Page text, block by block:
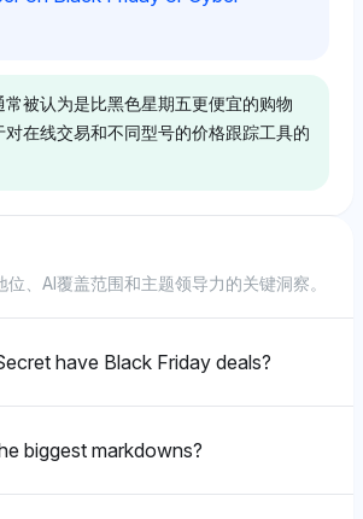
积极的，关注这些类别的高采用率和消
Series X 和 PlayStation 5，均为
主导地位。其情感语气是积极的，强调
动中的用户体验和社区兴奋感。
苹果 (11.8%) 和亚马逊网络服务
戏主机如 PlayStation 5 (2.5%) 和
而非具体的黑色星期五交易。其情感语
对任何单一产品类别的强烈强调。
得宝和梅纳德商店（各0.5%可见性），
五交易有明显的中性基调，主要关注家
具和家居用品方面提供20%-40% 的折
、塔吉特和百思买（各1%可见性），
了其对以激进黑色星期五定价而闻名的
个平衡的观点，品牌如家得宝、梅纳德
使用 Camelcamelcamel 和 Honey 等
五之前的价格趋势，表明了提前购买的
具的可见性份额为 1%。
可见性），认为这些工具是寻找黑色
关键，同时也提及苹果的突出表现
早期促销。其情感基调对战略性预购持
可见性很高，暗示在当天对像
常被认为是比黑色星期五更便宜的购物
对在线交易和不同型号的价格跟踪工具的
主要零售商，如百思买（1.5% 可见
），表明在黑色星期五这一天对实体
知更强烈。其中性语气强调了传统零售
有强调网络星期一的在线节省。
、AI覆盖范围和主题领导力的关键洞察。
have Black Friday deals?
biggest markdowns?